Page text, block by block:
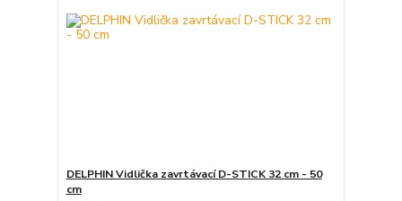
DELPHIN Vidlička zavrtávací D-STICK 32 cm - 50
cm